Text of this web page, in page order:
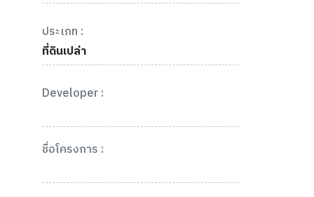
ประเภท :
ที่ดินเปล่า
Developer :
ชื่อโครงการ :